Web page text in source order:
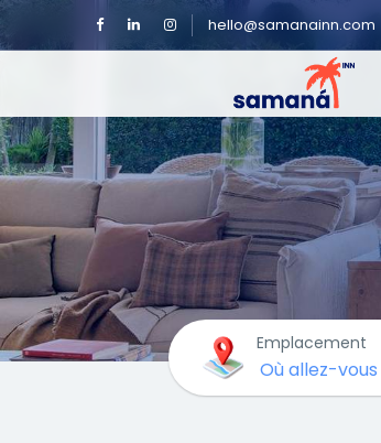
hello@samanainn.com
Emplacement